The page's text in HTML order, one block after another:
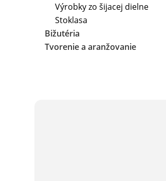
Výrobky zo šijacej dielne
Stoklasa
Bižutéria
Tvorenie a aranžovanie